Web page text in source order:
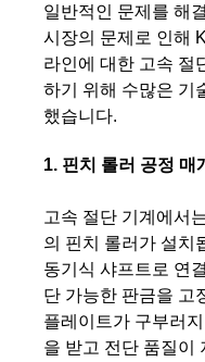
일반적인 문제를 해
시장의 문제로 인해
라인에 대한 고속 절
하기 위해 수많은 기
했습니다.
1. 핀치 롤러 공정 매
고속 절단 기계에서
의 핀치 롤러가 설치
동기식 샤프트로 연
단 가능한 판금을 고
플레이트가 구부러
을 받고 전단 품질이